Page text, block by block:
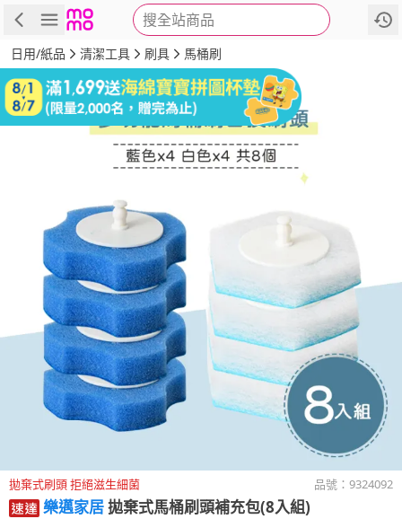
搜全站商品
商品 評價 詳情
日用/紙品 清潔工具 刷具 馬桶刷
拋棄式刷頭 拒絕滋生細菌 品號： 9324092
樂邁家居拋棄式馬桶刷頭補充包(8入組)